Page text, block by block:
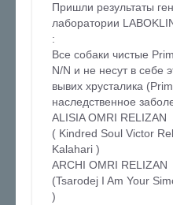
Пришли результаты
лаборатории
:
Все собаки чистые
N/N и не несут в себе
вывих хрусталика
наследственное
ALISIA OMRI RELIZAN
( Kindred Soul Victor
Kalahari )
ARCHI OMRI RELIZAN
(Tsarodej I Am Your
)